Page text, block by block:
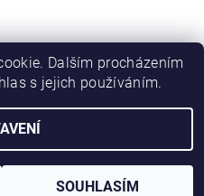
všechna práva vyhrazena
Dalším procházením
s jejich používáním.
SOUHLASÍM